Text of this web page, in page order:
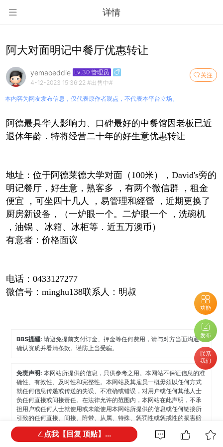
详情
功能
发布
联系
我们
阿大对面明记中餐厅优惠转让
关注
yemaoeddie Lv.30 管理员
4-12-2023 15:36:22 #出售中#
本内容为网友发布信息，仅代表原作者观点，不代表本平台立场。
阿德最具华人影响力、口碑最好的中餐馆因老板已近
退休年龄．特将经营二十年的好生意优惠转让
地址：位于阿德莱德大学对面（100米），David's旁的
明记餐厅，好生意，熟客多 ，有两个微信群 ，租金
便宜 ，可坐四十几人 ，易管理和經營 ，近期更换了
厨房新设备，（一炉眼一个。二炉眼一个 ，洗碗机
，油锅 、冰箱、冰柜等．近五万澳币）
有意者：价格面议
电话：0433127277
微信号：minghu138联系人：明叔
BBS提醒:请避免提前支付订金、押金等任何费用，请与对方当面沟通，
确认资质并看清条款。谨防上当受骗。
免责声明:本网站所提供的信息，只供参考之用。本网站不保证信息的准
确性、有效性、及时性和完整性。本网站及其雇员一概毋须以任何方式
就任何信息传递或传送的失误、不准确或错误，对用户或任何其他人士
负任何直接或间接责任。在法律允许的范围内，本网站在此声明，不承
担用户或任何人士就使用或未能使用本网站所提供的信息或任何链接所
引致的任何直接、间接、附带、从属、特殊、惩罚性或惩戒性的损害赔
偿。
点我【回复 顶贴】...